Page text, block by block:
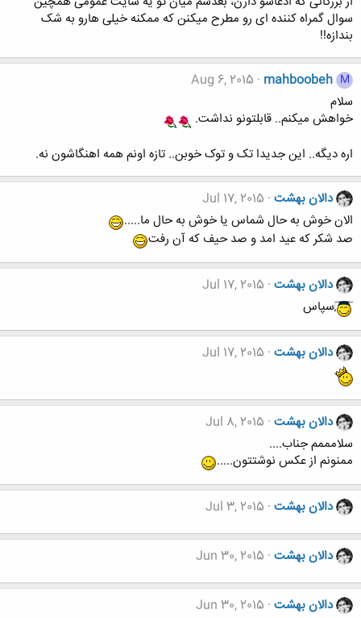
سوال گمراه کننده ای رو مطرح میکنن که ممکنه خیلی هارو به شک
بندازه!!
M
mahboobeh
Aug 6, 2015
سلام
خواهش میکنم.. قابلتونو نداشت.
اره دیگه.. این جدیدا تک و توک خوبن.. تازه اونم همه اهنگاشون نه.
دالان بهشت Jul 17, 2015
الان خوش به حال شماس یا خوش به حال ما.....
صد شکر که عید امد و صد حیف که آن رفت
دالان بهشت Jul 17, 2015
سپاس
دالان بهشت Jul 17, 2015
دالان بهشت Jul 8, 2015
سلامممم جناب....
ممنونم از عکس نوشتتون.....
دالان بهشت Jul 3, 2015
دالان بهشت Jun 30, 2015
دالان بهشت Jun 30, 2015